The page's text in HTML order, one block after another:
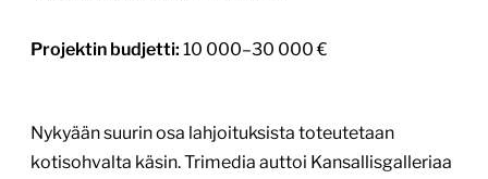
Projektin budjetti: 10 000–30 000 €
Nykyään suurin osa lahjoituksista toteutetaan
kotisohvalta käsin. Trimedia auttoi Kansallisgalleriaa